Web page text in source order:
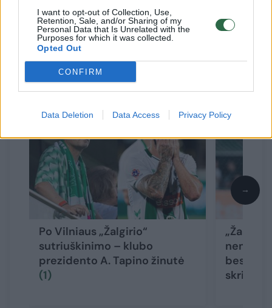
I want to opt-out of Collection, Use,
Retention, Sale, and/or Sharing of my
Personal Data that Is Unrelated with the
Purposes for which it was collected.
Opted Out
CONFIRM
Data Deletion Data Access Privacy Policy
greitesnis žaidimas, tačiau tai, panašu, į
naudą buvo būtent „Hajduk“ komandai.
Susiję straipsniai
Po Vilniaus „Žalgirio“
sutriuškinimo – klubo
prezidento A. Tapino žinutė
(1)
skriejo
→